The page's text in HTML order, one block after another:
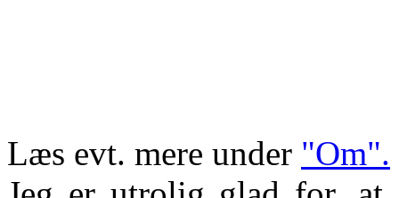
Læs evt. mere under "Om".